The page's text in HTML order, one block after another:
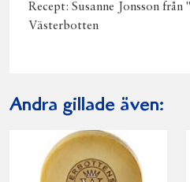
Recept: Susanne Jonsson
Västerbotten
Andra gillade även: